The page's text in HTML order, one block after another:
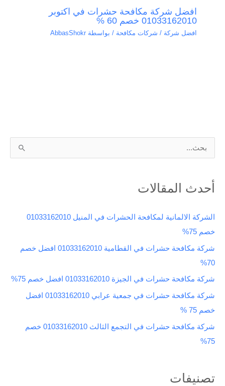
افضل شركة مكافحة حشرات في اكتوبر
01033162010 خصم 60 %
افضل شركة / شركات مكافحة / بواسطة AbbasShokr
ب
ح
:
أحدث المقالات
الشركة الالمانية لمكافحة الحشرات في المنيل 01033162010
خصم 75%
شركة مكافحة حشرات في القطامية 01033162010 افضل خصم
70%
شركة مكافحة حشرات في الجيزة 01033162010 افضل خصم 75%
شركة مكافحة حشرات في جمعية عرابي 01033162010 افضل
خصم 75 %
شركة مكافحة حشرات في التجمع الثالث 01033162010 خصم
75%
تصنيفات